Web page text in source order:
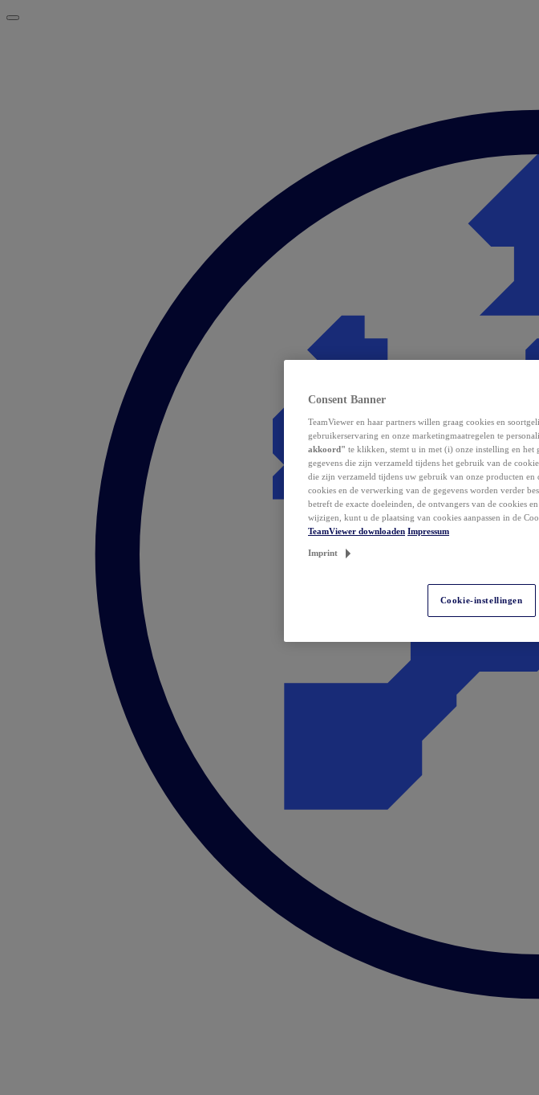
Consent Banner
TeamViewer en haar partners willen graag cookies en
gebruikerservaring en onze marketingmaatregelen te
akkoord" te klikken, stemt u in met (i) onze instelling en
gegevens die zijn verzameld tijdens het gebruik van de
die zijn verzameld tijdens uw gebruik van onze producten en
cookies en de verwerking van de gegevens worden verder
betreft de exacte doeleinden, de ontvangers van de cookies
wijzigen, kunt u de plaatsing van cookies aanpassen in de
TeamViewer downloaden Impressum
Imprint
Cookie-instellingen